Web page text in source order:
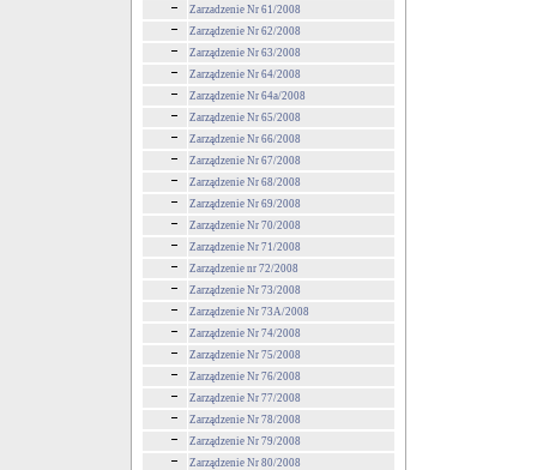
Zarzadzenie Nr 61/2008
Zarządzenie Nr 62/2008
Zarządzenie Nr 63/2008
Zarządzenie Nr 64/2008
Zarządzenie Nr 64a/2008
Zarządzenie Nr 65/2008
Zarządzenie Nr 66/2008
Zarządzenie Nr 67/2008
Zarządzenie Nr 68/2008
Zarządzenie Nr 69/2008
Zarządzenie Nr 70/2008
Zarządzenie Nr 71/2008
Zarządzenie nr 72/2008
Zarządzenie Nr 73/2008
Zarządzenie Nr 73A/2008
Zarządzenie Nr 74/2008
Zarządzenie Nr 75/2008
Zarządzenie Nr 76/2008
Zarządzenie Nr 77/2008
Zarządzenie Nr 78/2008
Zarządzenie Nr 79/2008
Zarządzenie Nr 80/2008